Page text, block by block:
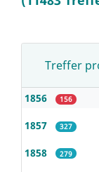
Treffer
1856 156
1857 327
1858 279